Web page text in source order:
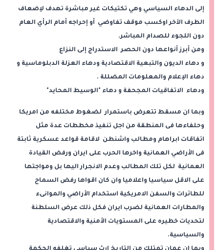
إلى الدهاء السياسي وهي تكتيكات غير مباشرة تهدف لإضعاف
الطرف الآخر اوكسب موقف تفاوضي أو إحراجه أمام الرأي العام
دون اللجوء للصدام المباشر.
ومن أبرز أنواعها دون الحصر الاستدراج إلى النزاع
و دهاء الديون والتبعية الاقتصادية ودهاء العزلة الدبلوماسية و
دهاء الإعلام والمعلومات المضللة .
ودهاء الاتفاقيات المجحفة و دهاء "الوسيط المحايد"
وبما ان مسقط تتعرض باستمرار لضغوط مختلفه من امريكا
وحلفاءها فى المنطقة من اجل تنفيذ مخططات عدة مثل
اتفاقات ابراهام ومطالب واشنطن لاقامة قواعد عسكرية ثابتة
فى الأراضي العمانية واخرها الحرب على ايران ورفض القيادة
العمانية لكل تلك المطالب وعدم الانجرار اليها بل ومواجتها
على الاقل سياسيا واعلاميا وان كان اقواها رفض السماح
للطائرات والسفن الامريكية استخدام الأراضي والموانىء
والمطارات العمانية لضرب ايران فكل ذلك عرض السلطنة
لتحديات خطيره على المستويات الأمنية والاقتصادية
والسياسية.